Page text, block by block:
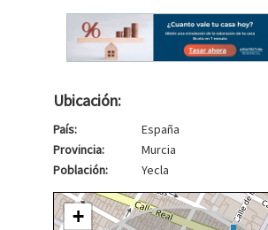
Ubicación:
País:
España
Provincia:
Murcia
Población:
Yecla
+